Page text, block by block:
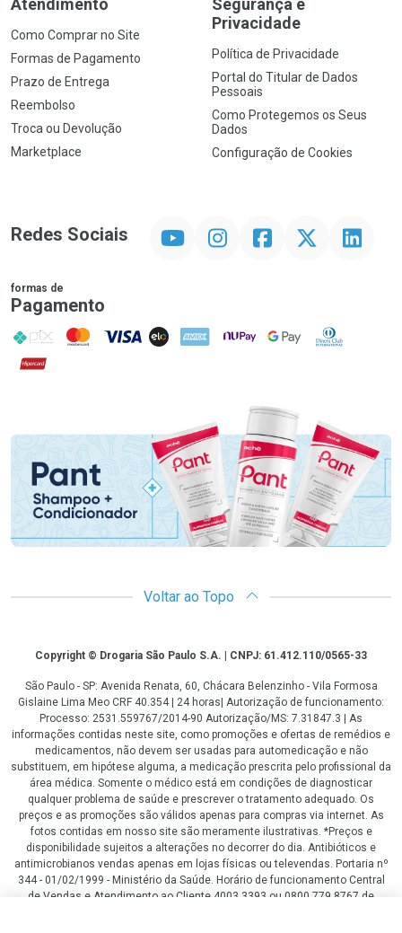
Atendimento
Como Comprar no Site
Formas de Pagamento
Prazo de Entrega
Reembolso
Troca ou Devolução
Marketplace
Segurança e
Privacidade
Política de Privacidade
Portal do Titular de Dados
Pessoais
Como Protegemos os Seus
Dados
Configuração de Cookies
Redes Sociais InstagramFacebookTwitter Linkedin
formas de
Pagamento
PIX MasterCard
VISA ELO AMEX NuPay Google PayDiners Club
Hipercard
Promoção em Destaque
Voltar ao Topo
CopyrightCopyright © Drogaria São Paulo S.A. | CNPJ: 61.412.110/0565-33
São Paulo - SP: Avenida Renata, 60, Chácara Belenzinho - Vila Formosa
Gislaine Lima Meo CRF 40.354 | 24 horas| Autorização de funcionamento:
Processo: 2531.559767/2014-90 Autorização/MS: 7.31847.3 | As
informações contidas neste site, como promoções e ofertas de remédios e
medicamentos, não devem ser usadas para automedicação e não
substituem, em hipótese alguma, a medicação prescrita pelo profissional da
área médica. Somente o médico está em condições de diagnosticar
qualquer problema de saúde e prescrever o tratamento adequado. Os
preços e as promoções são válidos apenas para compras via internet. As
fotos contidas em nosso site são meramente ilustrativas. *Preços e
disponibilidade sujeitos a alterações no decorrer do dia. Antibióticos e
antimicrobianos vendas apenas em lojas físicas ou televendas. Portaria nº
344 - 01/02/1999 - Ministério da Saúde. Horário de funcionamento Central
de Vendas e Atendimento ao Cliente 4003 3393 ou 0800 779 8767 de